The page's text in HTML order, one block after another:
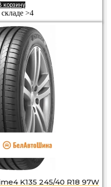
корзину
>4
K135 245/40 R18 97W